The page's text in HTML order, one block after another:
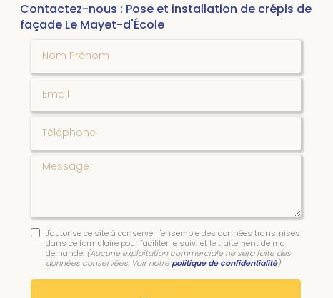
Contactez-nous : Pose et installation de crépis de
façade Le Mayet-d'École
Message
J'autorise ce site à conserver l'ensemble des données transmises
dans ce formulaire pour faciliter le suivi et le traitement de ma
demande. (Aucune exploitation commerciale ne sera faite des
données conservées. Voir notrepolitique de confidentialité)